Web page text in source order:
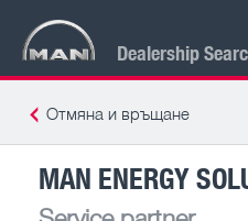
Dealership
Отмяна и връщане
MAN ENERGY